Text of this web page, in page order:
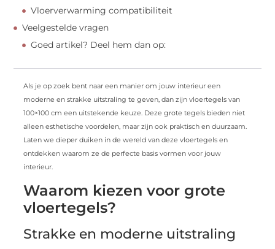
Vloerverwarming compatibiliteit
Veelgestelde vragen
Goed artikel? Deel hem dan op:
Als je op zoek bent naar een manier om jouw interieur een
moderne en strakke uitstraling te geven, dan zijn vloertegels van
100×100 cm een uitstekende keuze. Deze grote tegels bieden niet
alleen esthetische voordelen, maar zijn ook praktisch en duurzaam.
Laten we dieper duiken in de wereld van deze vloertegels en
ontdekken waarom ze de perfecte basis vormen voor jouw
interieur.
Waarom kiezen voor grote
vloertegels?
Strakke en moderne uitstraling